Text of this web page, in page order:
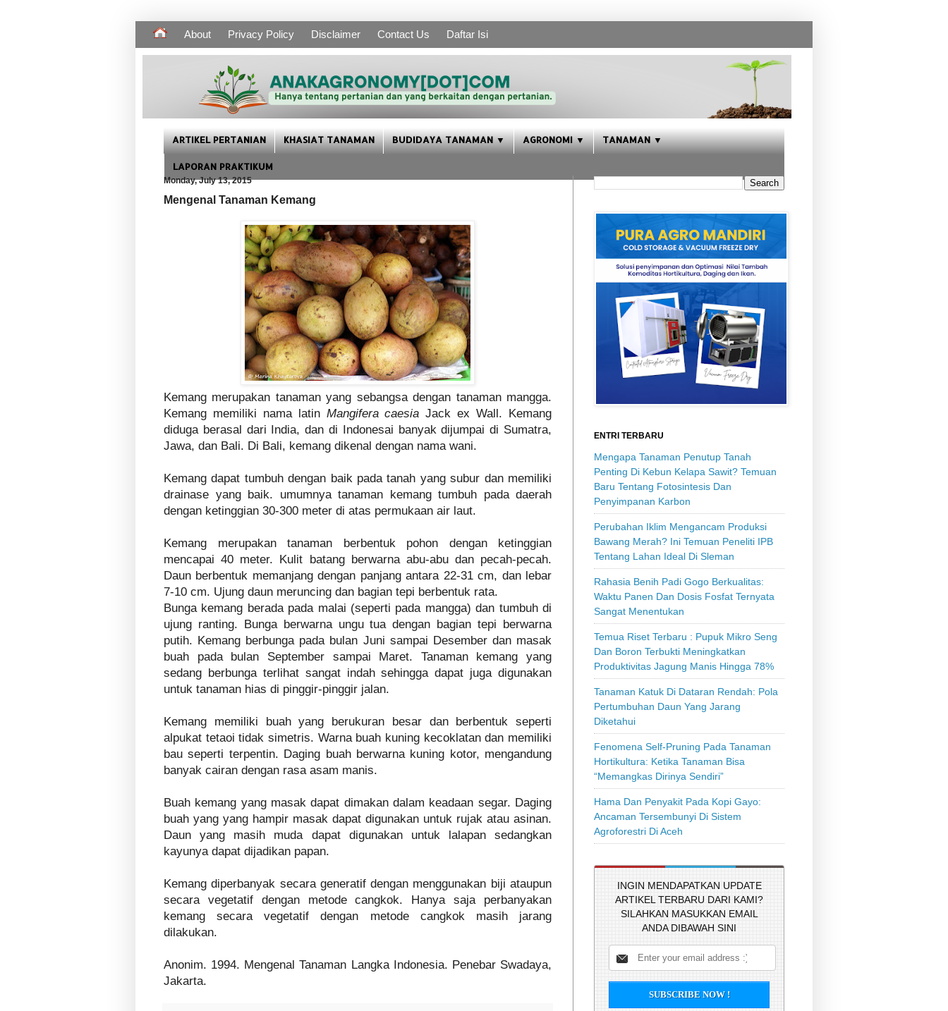
About Privacy Policy Disclaimer Contact Us Daftar Isi
ARTIKEL PERTANIAN KHASIAT TANAMAN BUDIDAYA TANAMAN ▼ AGRONOMI ▼ TANAMAN ▼
LAPORAN PRAKTIKUM
Monday, July 13, 2015
Mengenal Tanaman Kemang
Kemang merupakan tanaman yang sebangsa dengan tanaman mangga.
Kemang memiliki nama latin Mangifera caesia Jack ex Wall. Kemang
diduga berasal dari India, dan di Indonesai banyak dijumpai di Sumatra,
Jawa, dan Bali. Di Bali, kemang dikenal dengan nama wani.
Kemang dapat tumbuh dengan baik pada tanah yang subur dan memiliki
drainase yang baik. umumnya tanaman kemang tumbuh pada daerah
dengan ketinggian 30-300 meter di atas permukaan air laut.
Kemang merupakan tanaman berbentuk pohon dengan ketinggian
mencapai 40 meter. Kulit batang berwarna abu-abu dan pecah-pecah.
Daun berbentuk memanjang dengan panjang antara 22-31 cm, dan lebar
7-10 cm. Ujung daun meruncing dan bagian tepi berbentuk rata.
Bunga kemang berada pada malai (seperti pada mangga) dan tumbuh di
ujung ranting. Bunga berwarna ungu tua dengan bagian tepi berwarna
putih. Kemang berbunga pada bulan Juni sampai Desember dan masak
buah pada bulan September sampai Maret. Tanaman kemang yang
sedang berbunga terlihat sangat indah sehingga dapat juga digunakan
untuk tanaman hias di pinggir-pinggir jalan.
Kemang memiliki buah yang berukuran besar dan berbentuk seperti
alpukat tetaoi tidak simetris. Warna buah kuning kecoklatan dan memiliki
bau seperti terpentin. Daging buah berwarna kuning kotor, mengandung
banyak cairan dengan rasa asam manis.
Buah kemang yang masak dapat dimakan dalam keadaan segar. Daging
buah yang yang hampir masak dapat digunakan untuk rujak atau asinan.
Daun yang masih muda dapat digunakan untuk lalapan sedangkan
kayunya dapat dijadikan papan.
Kemang diperbanyak secara generatif dengan menggunakan biji ataupun
secara vegetatif dengan metode cangkok. Hanya saja perbanyakan
kemang secara vegetatif dengan metode cangkok masih jarang
dilakukan.
Anonim. 1994. Mengenal Tanaman Langka Indonesia. Penebar Swadaya,
Jakarta.
ENTRI TERBARU
Mengapa Tanaman Penutup Tanah
Penting Di Kebun Kelapa Sawit? Temuan
Baru Tentang Fotosintesis Dan
Penyimpanan Karbon
Perubahan Iklim Mengancam Produksi
Bawang Merah? Ini Temuan Peneliti IPB
Tentang Lahan Ideal Di Sleman
Rahasia Benih Padi Gogo Berkualitas:
Waktu Panen Dan Dosis Fosfat Ternyata
Sangat Menentukan
Temua Riset Terbaru : Pupuk Mikro Seng
Dan Boron Terbukti Meningkatkan
Produktivitas Jagung Manis Hingga 78%
Tanaman Katuk Di Dataran Rendah: Pola
Pertumbuhan Daun Yang Jarang
Diketahui
Fenomena Self-Pruning Pada Tanaman
Hortikultura: Ketika Tanaman Bisa
“Memangkas Dirinya Sendiri”
Hama Dan Penyakit Pada Kopi Gayo:
Ancaman Tersembunyi Di Sistem
Agroforestri Di Aceh
INGIN MENDAPATKAN UPDATE
ARTIKEL TERBARU DARI KAMI?
SILAHKAN MASUKKAN EMAIL
ANDA DIBAWAH SINI